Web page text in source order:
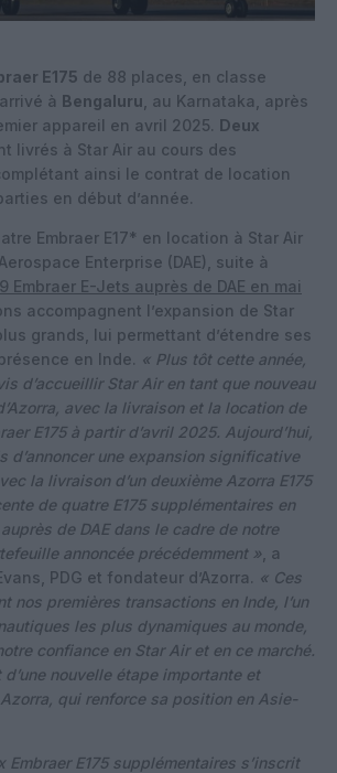
E175 de 88 places, en classe
à Bengaluru , au Karnataka, après
appareil en avril 2025. Deux
livrés à Star Air au cours des
ainsi le contrat de location
en début d’année.
Embraer E17* en location à Star Air
Enterprise (DAE), suite à
Embraer E-Jets auprès de DAE en mai
accompagnent l’expansion de Star
grands, lui permettant d’étendre ses
en Inde. « Plus tôt cette année,
d’accueillir Star Air en tant que nouveau
avec la livraison et la location de
E175 à partir d’avril 2025. Aujourd’hui,
d’annoncer une expansion significative
la livraison d’un deuxième Azorra E175
de quatre E175 supplémentaires en
de DAE dans le cadre de notre
annoncée précédemment » , a
PDG et fondateur d’Azorra. « Ces
nos premières transactions en Inde, l’un
les plus dynamiques au monde,
confiance en Star Air et en ce marché.
d’une nouvelle étape importante et
qui renforce sa position en Asie-
Embraer E175 supplémentaires s’inscrit